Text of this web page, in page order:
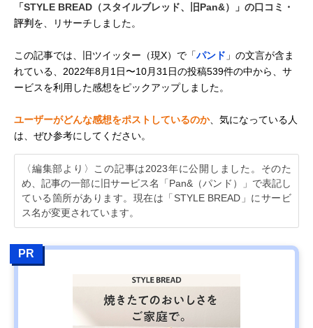
「STYLE BREAD（スタイルブレッド、旧Pan&）」の口コミ・
評判 を、リサーチしました。
この記事では、旧ツイッター（現X）で「パンド 」の文言が含ま
れている、2022年8月1日〜10月31日の投稿539件の中から、サ
ービスを利用した感想をピックアップしました。
ユーザーがどんな感想をポストしているのか、気になっている人
は、ぜひ参考にしてください。
〈編集部より〉この記事は2023年に公開しました。そのた
め、記事の一部に旧サービス名「Pan&（パンド）」で表記し
ている箇所があります。現在は「STYLE BREAD」にサービ
ス名が変更されています。
PR